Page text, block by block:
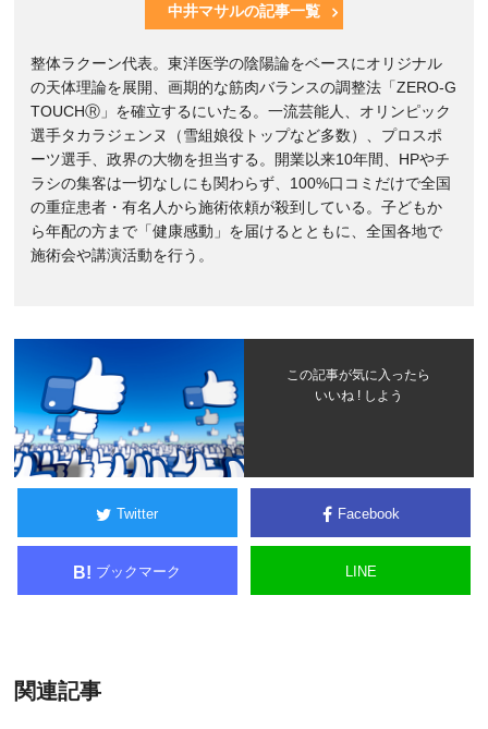
中井マサルの記事一覧
整体ラクーン代表。東洋医学の陰陽論をベースにオリジナル
の天体理論を展開、画期的な筋肉バランスの調整法「ZERO-G
TOUCHⓇ」を確立するにいたる。一流芸能人、オリンピック
選手タカラジェンヌ（雪組娘役トップなど多数）、プロスポ
ーツ選手、政界の大物を担当する。開業以来10年間、HPやチ
ラシの集客は一切なしにも関わらず、100%口コミだけで全国
の重症患者・有名人から施術依頼が殺到している。子どもか
ら年配の方まで「健康感動」を届けるとともに、全国各地で
施術会や講演活動を行う。
この記事が気に入ったら
いいね ! しよう
Twitter Facebook
B! ブックマーク LINE
関連記事